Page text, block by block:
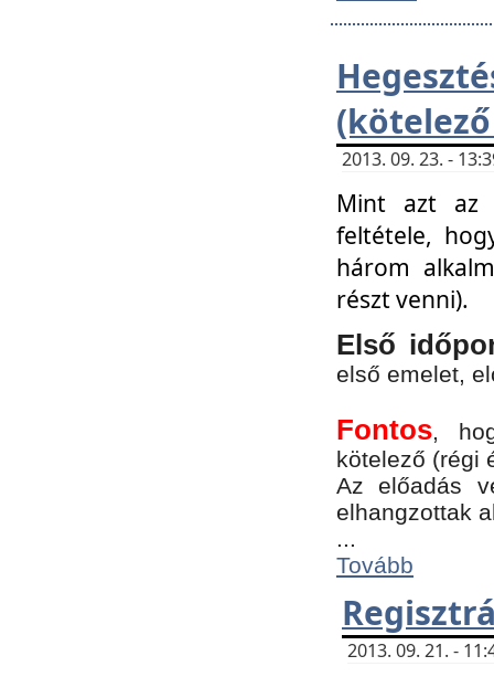
2013. 09. 23. -
Mint azt az
feltétele,
három
részt venni).
Első
első emelet,
Fontos,
kötelező (régi
Az előadás
elhangzottak
...
Tovább
2013. 09. 21. -